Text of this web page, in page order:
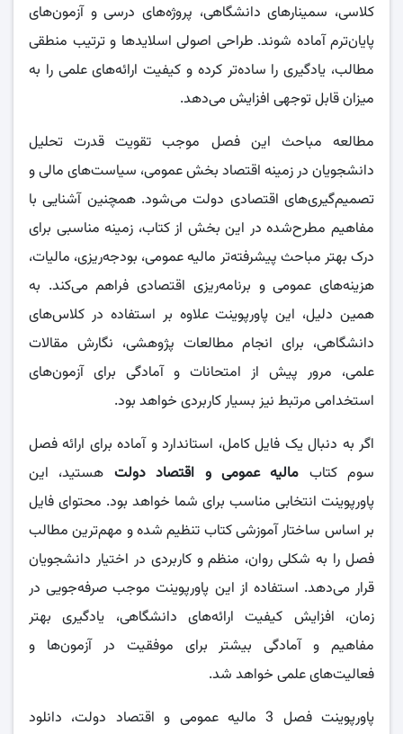
کلاسی، سمینارهای دانشگاهی، پروژه‌های درسی و آزمون‌های
پایان‌ترم آماده شوند. طراحی اصولی اسلایدها و ترتیب منطقی
مطالب، یادگیری را ساده‌تر کرده و کیفیت ارائه‌های علمی را به
میزان قابل توجهی افزایش می‌دهد.
مطالعه مباحث این فصل موجب تقویت قدرت تحلیل
دانشجویان در زمینه اقتصاد بخش عمومی، سیاست‌های مالی و
تصمیم‌گیری‌های اقتصادی دولت می‌شود. همچنین آشنایی با
مفاهیم مطرح‌شده در این بخش از کتاب، زمینه مناسبی برای
درک بهتر مباحث پیشرفته‌تر مالیه عمومی، بودجه‌ریزی، مالیات،
هزینه‌های عمومی و برنامه‌ریزی اقتصادی فراهم می‌کند. به
همین دلیل، این پاورپوینت علاوه بر استفاده در کلاس‌های
دانشگاهی، برای انجام مطالعات پژوهشی، نگارش مقالات
علمی، مرور پیش از امتحانات و آمادگی برای آزمون‌های
استخدامی مرتبط نیز بسیار کاربردی خواهد بود.
اگر به دنبال یک فایل کامل، استاندارد و آماده برای ارائه فصل
سوم کتاب مالیه عمومی و اقتصاد دولت هستید، این
پاورپوینت انتخابی مناسب برای شما خواهد بود. محتوای فایل
بر اساس ساختار آموزشی کتاب تنظیم شده و مهم‌ترین مطالب
فصل را به شکلی روان، منظم و کاربردی در اختیار دانشجویان
قرار می‌دهد. استفاده از این پاورپوینت موجب صرفه‌جویی در
زمان، افزایش کیفیت ارائه‌های دانشگاهی، یادگیری بهتر
مفاهیم و آمادگی بیشتر برای موفقیت در آزمون‌ها و
فعالیت‌های علمی خواهد شد.
پاورپوینت فصل 3 مالیه عمومی و اقتصاد دولت، دانلود